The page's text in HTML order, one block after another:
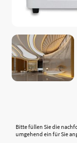
Bitte füllen Sie die
umgehend ein für Sie